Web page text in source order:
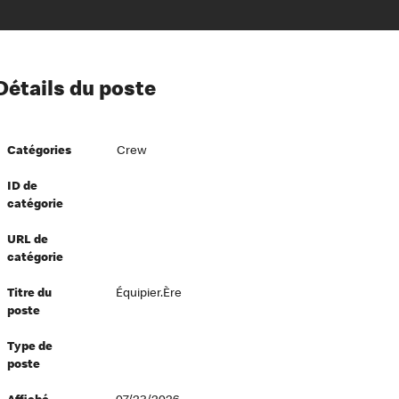
à l’égard de nos employés
directeurs
équité et inclusion
au travail
du poste
Catégories Crew
ID de
catégorie
URL de
catégorie
Titre du
poste
Équipier.ère
Type de
poste